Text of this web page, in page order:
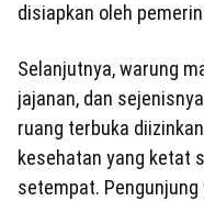
disiapkan oleh
Selanjutnya, warung
jajanan, dan
ruang terbuka
kesehatan yang ketat
setempat.